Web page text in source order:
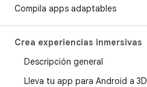
Compila apps adaptables
Crea experiencias inmersivas
Descripción general
Lleva tu app para Android a 3D